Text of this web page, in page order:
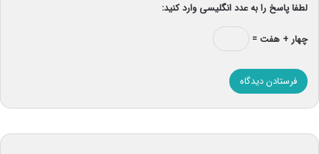
لطفا پاسخ را به عدد انگلیسی وارد کنید:
چهار + هفت =